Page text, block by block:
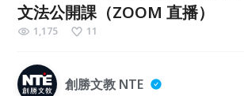
文法公開課（ZOOM 直播）
1,175 11
創勝文教 NTE